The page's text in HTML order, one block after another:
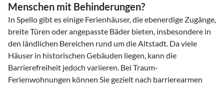
Menschen mit Behinderungen?
In Spello gibt es einige Ferienhäuser, die ebenerdige Zugänge,
breite Türen oder angepasste Bäder bieten, insbesondere in
den ländlichen Bereichen rund um die Altstadt. Da viele
Häuser in historischen Gebäuden liegen, kann die
Barrierefreiheit jedoch variieren. Bei Traum-
Ferienwohnungen können Sie gezielt nach barrierearmen